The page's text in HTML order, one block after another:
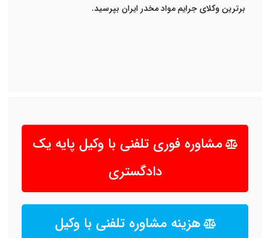
برترین وکلای جرایم مواد مخدر ایران بپرسید.
مشاوره فوری تلفنی با وکیل پایه یک
دادگستری
هزینه مشاوره تلفنی با وکیل